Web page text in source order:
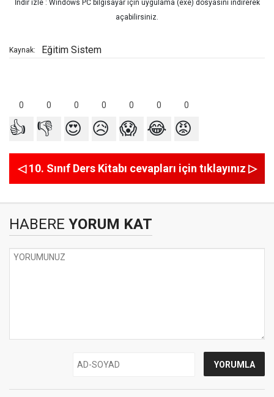
İndir izle : Windows PC bilgisayar için uygulama (exe) dosyasını indirerek
açabilirsiniz.
Kaynak: Eğitim Sistem
0 0 0 0 0 0 0
👍 👎 😍 😥 😱 😂 😡
◁ 10. Sınıf Ders Kitabı cevapları için tıklayınız ▷
HABERE YORUM KAT